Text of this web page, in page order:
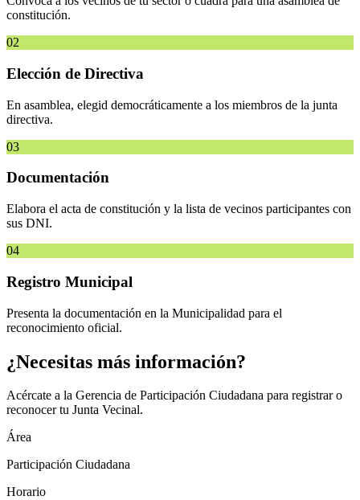
constitución.
02
Elección de Directiva
En asamblea, elegid democráticamente a los miembros de la junta
directiva.
03
Documentación
Elabora el acta de constitución y la lista de vecinos participantes con
sus DNI.
04
Registro Municipal
Presenta la documentación en la Municipalidad para el
reconocimiento oficial.
¿Necesitas más información?
Acércate a la Gerencia de Participación Ciudadana para registrar o
reconocer tu Junta Vecinal.
Área
Participación Ciudadana
Horario